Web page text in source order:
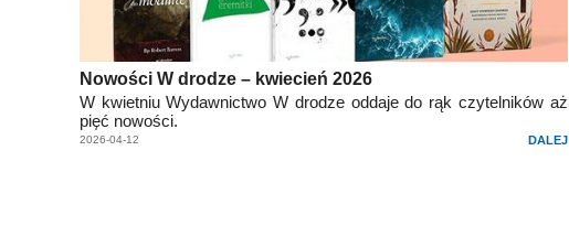
Nowości W drodze – kwiecień 2026
W kwietniu Wydawnictwo W drodze oddaje do rąk czytelników aż
pięć nowości.
2026-04-12 DALEJ